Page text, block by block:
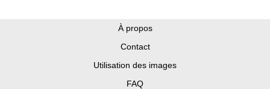
À propos
Contact
Utilisation des images
FAQ